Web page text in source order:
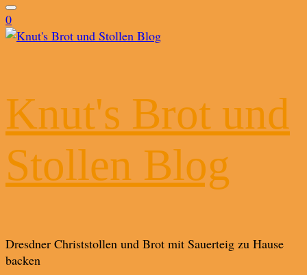
0
Knut's Brot und
Stollen Blog
Dresdner Christstollen und Brot mit Sauerteig zu Hause
backen